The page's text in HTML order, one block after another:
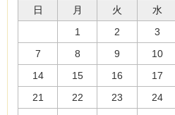
日
月 火 水
1
2 3
7
8 9 10
14
15 16 17
21
22 23 24